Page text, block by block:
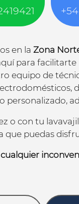
en la Zona
para
equipo de
o con tu
puedas